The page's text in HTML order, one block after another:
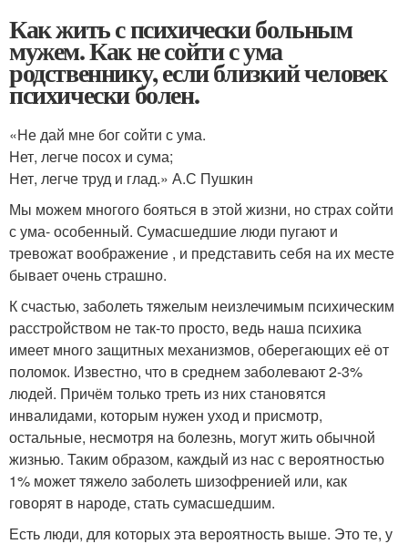
Как жить с психически больным
мужем. Как не сойти с ума
родственнику, если близкий человек
психически болен.
«Не дай мне бог сойти с ума.
Нет, легче посох и сума;
Нет, легче труд и глад.» А.С Пушкин
Мы можем многого бояться в этой жизни, но страх сойти
с ума- особенный. Сумасшедшие люди пугают и
тревожат воображение , и представить себя на их месте
бывает очень страшно.
К счастью, заболеть тяжелым неизлечимым психическим
расстройством не так-то просто, ведь наша психика
имеет много защитных механизмов, оберегающих её от
поломок. Известно, что в среднем заболевают 2-3%
людей. Причём только треть из них становятся
инвалидами, которым нужен уход и присмотр,
остальные, несмотря на болезнь, могут жить обычной
жизнью. Таким образом, каждый из нас с вероятностью
1% может тяжело заболеть шизофренией или, как
говорят в народе, стать сумасшедшим.
Есть люди, для которых эта вероятность выше. Это те, у